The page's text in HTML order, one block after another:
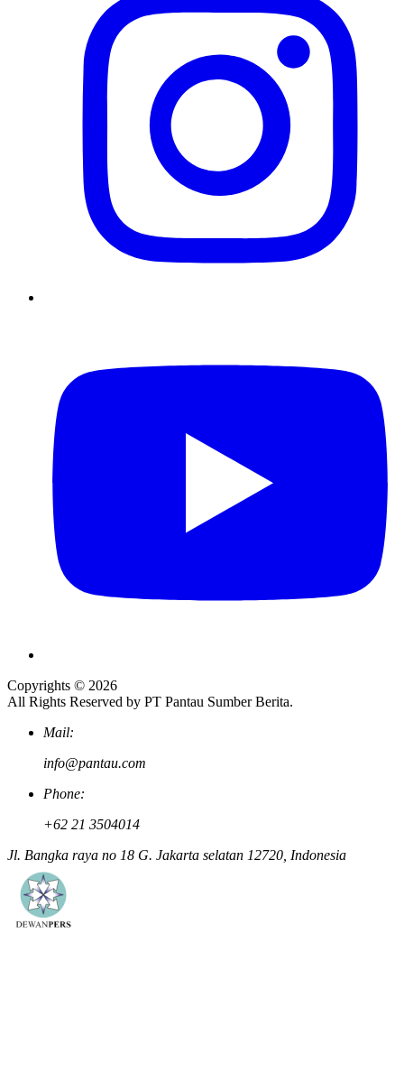
Copyrights © 2026
All Rights Reserved by PT Pantau Sumber Berita.
Mail:
info@pantau.com
Phone:
+62 21 3504014
Jl. Bangka raya no 18 G. Jakarta selatan 12720, Indonesia